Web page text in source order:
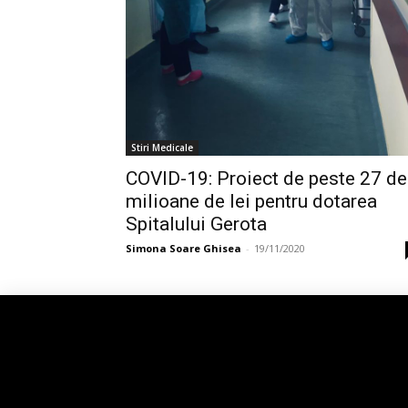
Stiri Medicale
COVID-19: Proiect de peste 27 de
milioane de lei pentru dotarea
Spitalului Gerota
Simona Soare Ghisea - 19/11/2020